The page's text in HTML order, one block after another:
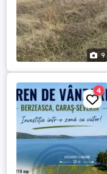
9
4